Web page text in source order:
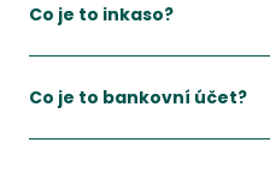
Co je to inkaso?
Co je to bankovní účet?